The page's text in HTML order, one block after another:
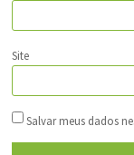
Site
Salvar meus dados